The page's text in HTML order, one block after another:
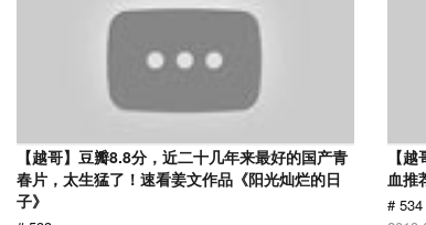
【越哥】豆瓣8.8分，近二十几年来最好的国产青
春片，太生猛了！速看姜文作品《阳光灿烂的日
子》
【
血推
# 534